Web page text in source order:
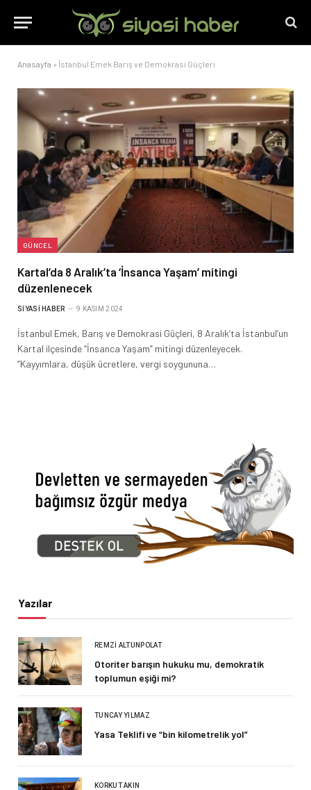
Anasayfa » İstanbul Emek Barış ve Demokrasi Güçleri
GÜNCEL
Kartal’da 8 Aralık’ta ‘İnsanca Yaşam’ mitingi
düzenlenecek
SIYASI HABER 9 KASIM 2024
İstanbul Emek, Barış ve Demokrasi Güçleri, 8 Aralık’ta İstanbul’un
Kartal ilçesinde “İnsanca Yaşam” mitingi düzenleyecek.
“Kayyımlara, düşük ücretlere, vergi soygununa…
Yazılar
REMZI ALTUNPOLAT
Otoriter barışın hukuku mu, demokratik
toplumun eşiği mi?
TUNCAY YILMAZ
Yasa Teklifi ve “bin kilometrelik yol”
KORKUT AKIN